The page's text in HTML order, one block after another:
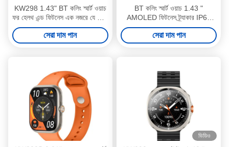
KW298 1.43" BT কলিং স্মার্ট ওয়াচ
ফর হেলথ এন্ড ফিটনেস এক নজরে যে কোন
আলোতে
সেরা দাম পান
BT কলিং স্মার্ট ওয়াচ 1.43 "
AMOLED ফিটনেস ট্র্যাকার IP68
জলরোধী
সেরা দাম পান
ভিডিও